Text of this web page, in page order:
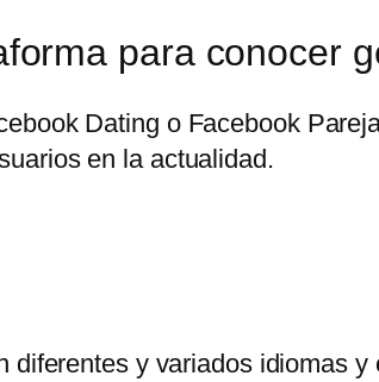
para conocer
Dating o Facebook
en la actualidad.
diferentes y variados idiomas